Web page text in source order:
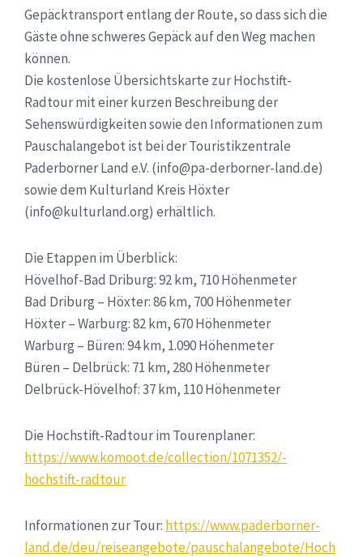
Gepäcktransport entlang der Route, so dass sich die
Gäste ohne schweres Gepäck auf den Weg machen
können.
Die kostenlose Übersichtskarte zur Hochstift-
Radtour mit einer kurzen Beschreibung der
Sehenswürdigkeiten sowie den Informationen zum
Pauschalangebot ist bei der Touristikzentrale
Paderborner Land e.V. (info@pa-derborner-land.de)
sowie dem Kulturland Kreis Höxter
(info@kulturland.org) erhältlich.
Die Etappen im Überblick:
Hövelhof-Bad Driburg: 92 km, 710 Höhenmeter
Bad Driburg – Höxter: 86 km, 700 Höhenmeter
Höxter – Warburg: 82 km, 670 Höhenmeter
Warburg – Büren: 94 km, 1.090 Höhenmeter
Büren – Delbrück: 71 km, 280 Höhenmeter
Delbrück-Hövelhof: 37 km, 110 Höhenmeter
Die Hochstift-Radtour im Tourenplaner:
https://www.komoot.de/collection/1071352/-
hochstift-radtour
Informationen zur Tour: https://www.paderborner-
land.de/deu/reiseangebote/pauschalangebote/Hoch